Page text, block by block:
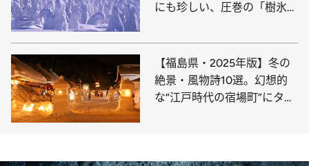
にも珍しい、圧巻の「樹氷」
【福島県・2025年版】冬の
絶景・風物詩10選。幻想的
な“江戸時代の宿場町”にタイ